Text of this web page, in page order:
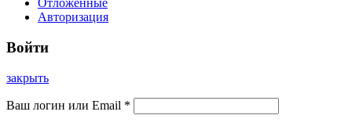
Отложенные
Авторизация
Войти
закрыть
Ваш логин или Email *